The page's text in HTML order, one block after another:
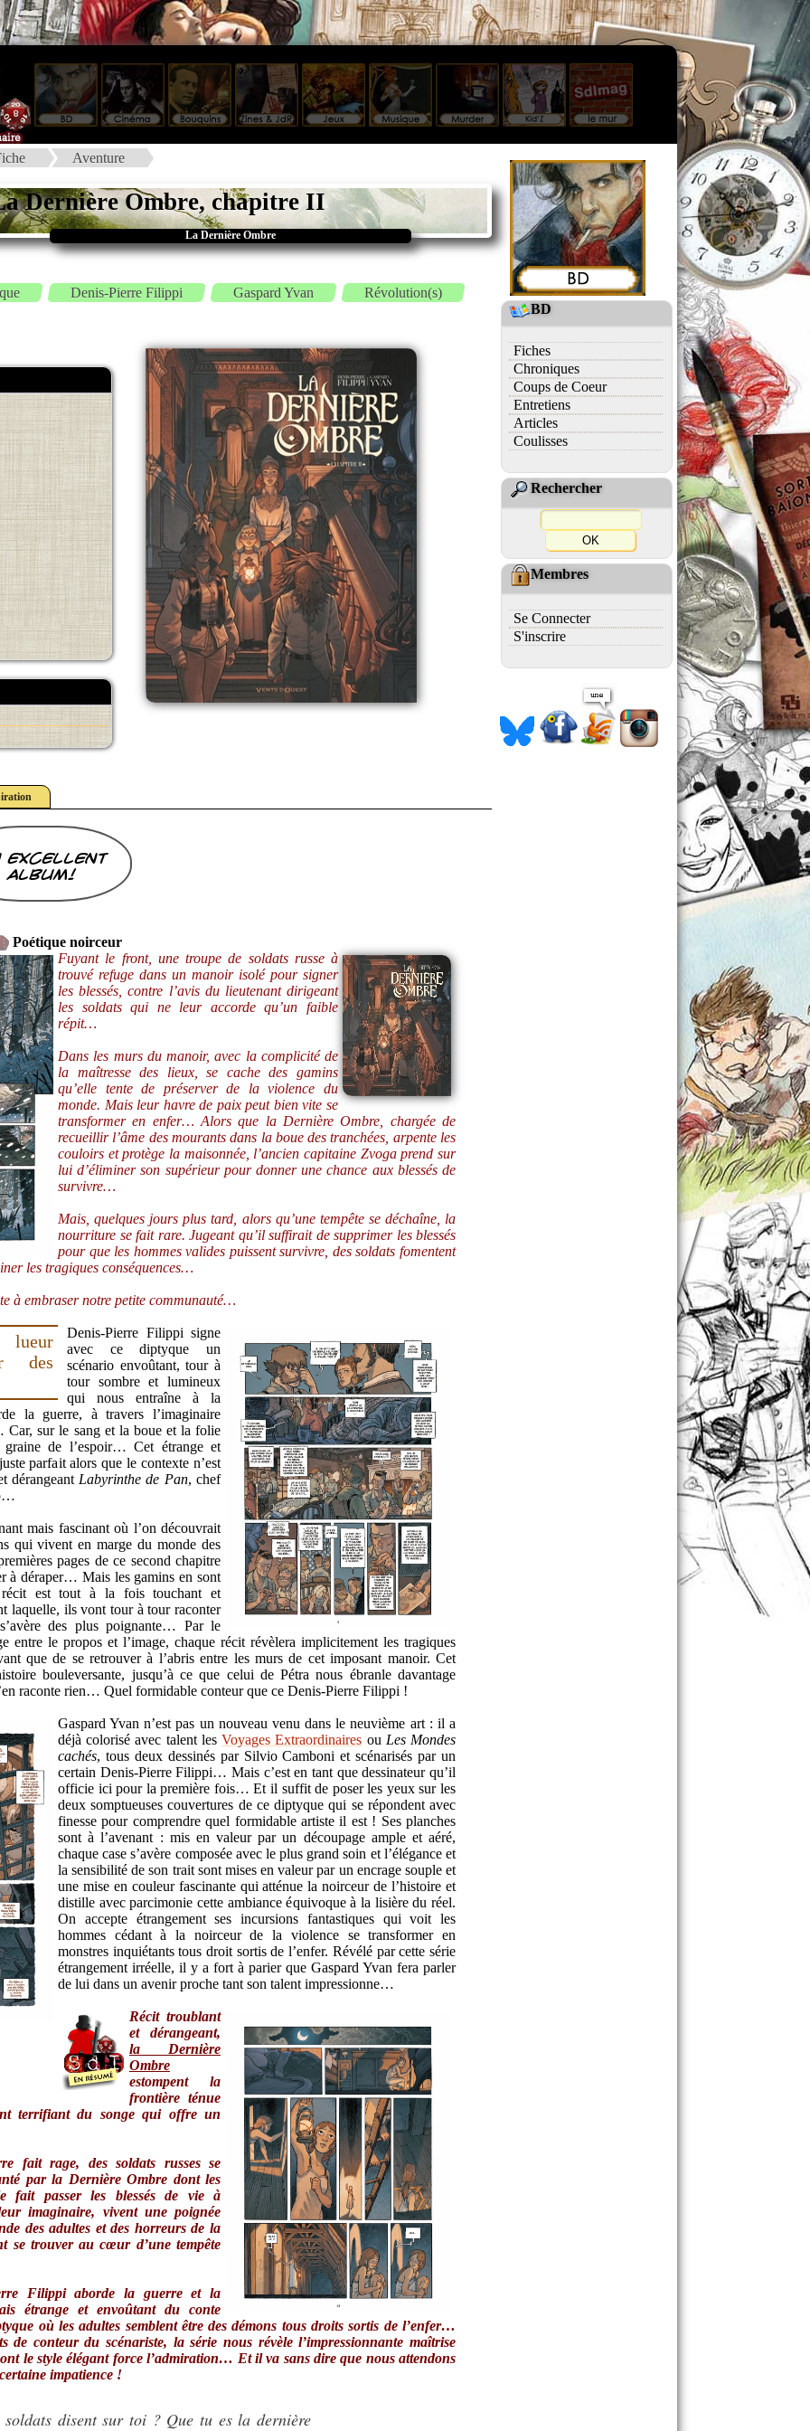
Aventure
Dernière Ombre, chapitre II
La Dernière Ombre
Denis-Pierre Filippi Gaspard Yvan Révolution(s)
excellent
album!
Poétique noirceur
Fuyant le front, une troupe de soldats russe à
trouvé refuge dans un manoir isolé pour signer
les blessés, contre l’avis du lieutenant dirigeant
les soldats qui ne leur accorde qu’un faible
répit…
Dans les murs du manoir, avec la complicité de
la maîtresse des lieux, se cache des gamins
qu’elle tente de préserver de la violence du
monde. Mais leur havre de paix peut bien vite se
transformer en enfer… Alors que la Dernière Ombre, chargée de
recueillir l’âme des mourants dans la boue des tranchées, arpente les
couloirs et protège la maisonnée, l’ancien capitaine Zvoga prend sur
lui d’éliminer son supérieur pour donner une chance aux blessés de
survivre…
Mais, quelques jours plus tard, alors qu’une tempête se déchaîne, la
nourriture se fait rare. Jugeant qu’il suffirait de supprimer les blessés
pour que les hommes valides puissent survivre, des soldats fomentent
les tragiques conséquences…
à embraser notre petite communauté…
lueur
des
Denis-Pierre Filippi signe
avec ce diptyque un
scénario envoûtant, tour à
tour sombre et lumineux
qui nous entraîne à la
la guerre, à travers l’imaginaire
Car, sur le sang et la boue et la folie
de l’espoir… Cet étrange et
parfait alors que le contexte n’est
dérangeant Labyrinthe de Pan, chef
mais fascinant où l’on découvrait
qui vivent en marge du monde des
pages de ce second chapitre
à déraper… Mais les gamins en sont
est tout à la fois touchant et
laquelle, ils vont tour à tour raconter
des plus poignante… Par le
entre le propos et l’image, chaque récit révèlera implicitement les tragiques
que de se retrouver à l’abris entre les murs de cet imposant manoir. Cet
bouleversante, jusqu’à ce que celui de Pétra nous ébranle davantage
raconte rien… Quel formidable conteur que ce Denis-Pierre Filippi !
Gaspard Yvan n’est pas un nouveau venu dans le neuvième art : il a
déjà colorisé avec talent lesVoyages Extraordinaires ou Les Mondes
cachés, tous deux dessinés par Silvio Camboni et scénarisés par un
certain Denis-Pierre Filippi… Mais c’est en tant que dessinateur qu’il
officie ici pour la première fois… Et il suffit de poser les yeux sur les
deux somptueuses couvertures de ce diptyque qui se répondent avec
finesse pour comprendre quel formidable artiste il est ! Ses planches
sont à l’avenant : mis en valeur par un découpage ample et aéré,
chaque case s’avère composée avec le plus grand soin et l’élégance et
la sensibilité de son trait sont mises en valeur par un encrage souple et
une mise en couleur fascinante qui atténue la noirceur de l’histoire et
distille avec parcimonie cette ambiance équivoque à la lisière du réel.
On accepte étrangement ses incursions fantastiques qui voit les
hommes cédant à la noirceur de la violence se transformer en
monstres inquiétants tous droit sortis de l’enfer. Révélé par cette série
étrangement irréelle, il y a fort à parier que Gaspard Yvan fera parler
de lui dans un avenir proche tant son talent impressionne…
Récit troublant
et dérangeant,
la Dernière
Ombre
estompent la
frontière ténue
terrifiant du songe qui offre un
fait rage, des soldats russes se
par la Dernière Ombre dont les
fait passer les blessés de vie à
imaginaire, vivent une poignée
des adultes et des horreurs de la
se trouver au cœur d’une tempête
Filippi aborde la guerre et la
étrange et envoûtant du conte
où les adultes semblent être des démons tous droits sortis de l’enfer…
de conteur du scénariste, la série nous révèle l’impressionnante maîtrise
le style élégant force l’admiration… Et il va sans dire que nous attendons
impatience !
soldats disent sur toi ? Que tu es la dernière
BD
Fiches
Chroniques
Coups de Coeur
Entretiens
Articles
Coulisses
Rechercher
Membres
Se Connecter
S'inscrire